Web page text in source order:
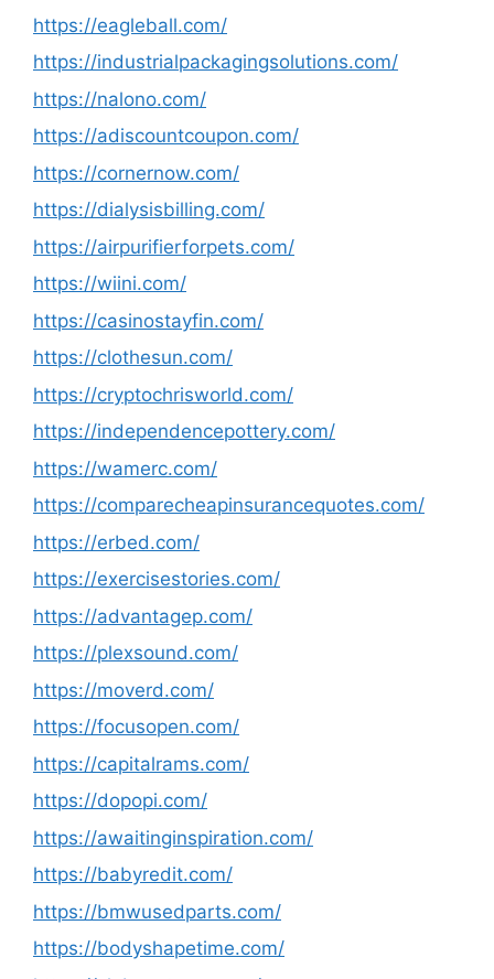
https://eagleball.com/
https://industrialpackagingsolutions.com/
https://nalono.com/
https://adiscountcoupon.com/
https://cornernow.com/
https://dialysisbilling.com/
https://airpurifierforpets.com/
https://wiini.com/
https://casinostayfin.com/
https://clothesun.com/
https://cryptochrisworld.com/
https://independencepottery.com/
https://wamerc.com/
https://comparecheapinsurancequotes.com/
https://erbed.com/
https://exercisestories.com/
https://advantagep.com/
https://plexsound.com/
https://moverd.com/
https://focusopen.com/
https://capitalrams.com/
https://dopopi.com/
https://awaitinginspiration.com/
https://babyredit.com/
https://bmwusedparts.com/
https://bodyshapetime.com/